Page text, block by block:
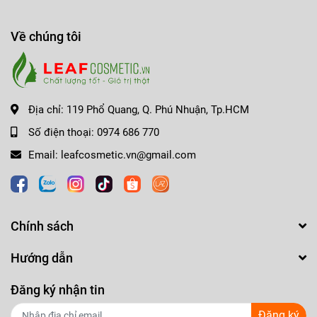
𝗟𝗘𝗔𝗙 𝗖𝗢𝗦𝗠𝗘𝗧𝗜𝗖
CHẤT LƯỢNG TỐT - GIÁ TRỊ THẬT !!!
Tâm)
🏩 Địa chỉ: Sảnh GM2, Tòa nhà Golden Mansion - 119 Phổ
Quang, P.9, Q.Phú Nhuận, Tp.HCM
🎁 Fanpage: Leaf Cosmetic - THẾ GIỚI MỸ PHẨM CHÍNH
Thanh toán ví điện tử MOMO, thẻ Napas, VISA/Master
Card/JCB Online
Ship hàng toàn quốc.
Về chúng tôi
Địa chỉ: 119 Phổ Quang, Q. Phú Nhuận, Tp.HCM
Số điện thoại: 0974 686 770
Email: leafcosmetic.vn@gmail.com
Chính sách
Hướng dẫn
Đăng ký nhận tin